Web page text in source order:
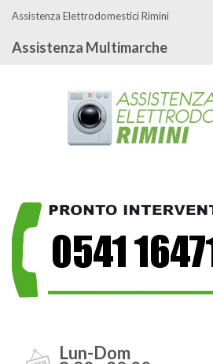
Assistenza Elettrodomestici Rimini
Assistenza Multimarche
Lun-Dom